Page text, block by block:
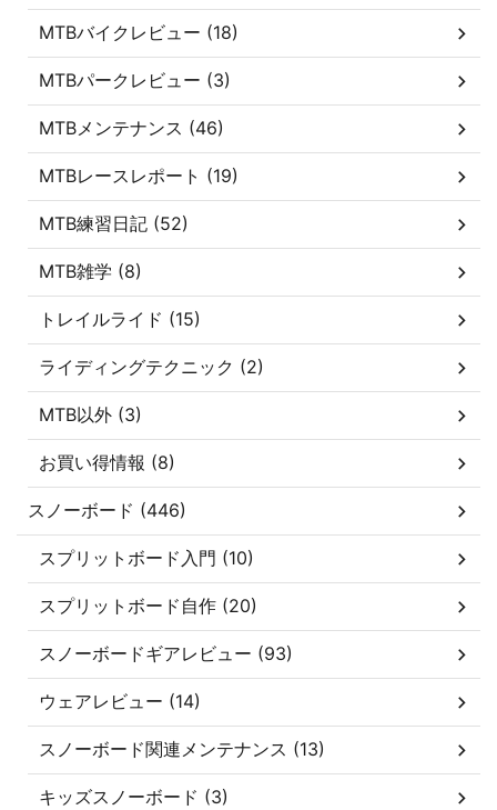
MTBバイクレビュー (18)
MTBパークレビュー (3)
MTBメンテナンス (46)
MTBレースレポート (19)
MTB練習日記 (52)
MTB雑学 (8)
トレイルライド (15)
ライディングテクニック (2)
MTB以外 (3)
お買い得情報 (8)
スノーボード (446)
スプリットボード入門 (10)
スプリットボード自作 (20)
スノーボードギアレビュー (93)
ウェアレビュー (14)
スノーボード関連メンテナンス (13)
キッズスノーボード (3)